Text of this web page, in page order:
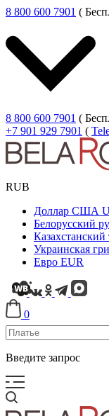
8 800 600 7901 (
8 800 600 7901 (
+7 901 929 7901 (
RUB
Доллар США
Белорусский
Казахстанский
Украинская
Евро EUR
0
Введите запрос